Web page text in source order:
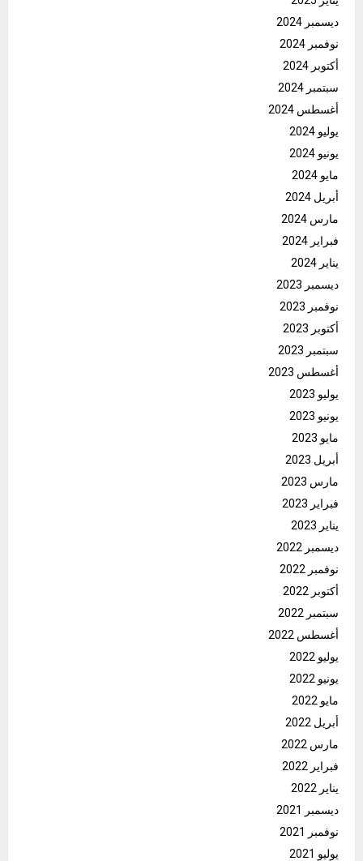
ديسمبر 2024
نوفمبر 2024
أكتوبر 2024
سبتمبر 2024
أغسطس 2024
يوليو 2024
يونيو 2024
مايو 2024
أبريل 2024
مارس 2024
فبراير 2024
يناير 2024
ديسمبر 2023
نوفمبر 2023
أكتوبر 2023
سبتمبر 2023
أغسطس 2023
يوليو 2023
يونيو 2023
مايو 2023
أبريل 2023
مارس 2023
فبراير 2023
يناير 2023
ديسمبر 2022
نوفمبر 2022
أكتوبر 2022
سبتمبر 2022
أغسطس 2022
يوليو 2022
يونيو 2022
مايو 2022
أبريل 2022
مارس 2022
فبراير 2022
يناير 2022
ديسمبر 2021
نوفمبر 2021
يوليو 2021